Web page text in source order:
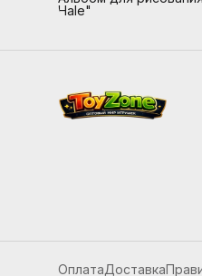
Hale"
ОплатаДоставка